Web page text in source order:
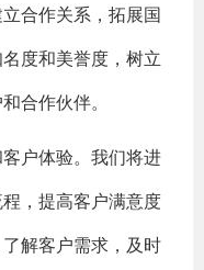
合作关系，拓展国
度和美誉度，树立
合作伙伴。
户体验。我们将进
，提高客户满意度
解客户需求，及时